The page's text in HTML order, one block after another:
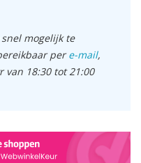
mogelijk te
pere-mail,
van 18:30 tot 21:00